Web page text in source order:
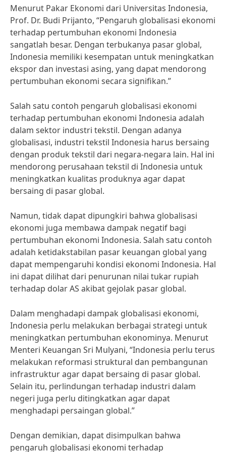
Menurut Pakar Ekonomi dari Universitas Indonesia,
Prof. Dr. Budi Prijanto, “Pengaruh globalisasi ekonomi
terhadap pertumbuhan ekonomi Indonesia
sangatlah besar. Dengan terbukanya pasar global,
Indonesia memiliki kesempatan untuk meningkatkan
ekspor dan investasi asing, yang dapat mendorong
pertumbuhan ekonomi secara signifikan.”
Salah satu contoh pengaruh globalisasi ekonomi
terhadap pertumbuhan ekonomi Indonesia adalah
dalam sektor industri tekstil. Dengan adanya
globalisasi, industri tekstil Indonesia harus bersaing
dengan produk tekstil dari negara-negara lain. Hal ini
mendorong perusahaan tekstil di Indonesia untuk
meningkatkan kualitas produknya agar dapat
bersaing di pasar global.
Namun, tidak dapat dipungkiri bahwa globalisasi
ekonomi juga membawa dampak negatif bagi
pertumbuhan ekonomi Indonesia. Salah satu contoh
adalah ketidakstabilan pasar keuangan global yang
dapat mempengaruhi kondisi ekonomi Indonesia. Hal
ini dapat dilihat dari penurunan nilai tukar rupiah
terhadap dolar AS akibat gejolak pasar global.
Dalam menghadapi dampak globalisasi ekonomi,
Indonesia perlu melakukan berbagai strategi untuk
meningkatkan pertumbuhan ekonominya. Menurut
Menteri Keuangan Sri Mulyani, “Indonesia perlu terus
melakukan reformasi struktural dan pembangunan
infrastruktur agar dapat bersaing di pasar global.
Selain itu, perlindungan terhadap industri dalam
negeri juga perlu ditingkatkan agar dapat
menghadapi persaingan global.”
Dengan demikian, dapat disimpulkan bahwa
pengaruh globalisasi ekonomi terhadap